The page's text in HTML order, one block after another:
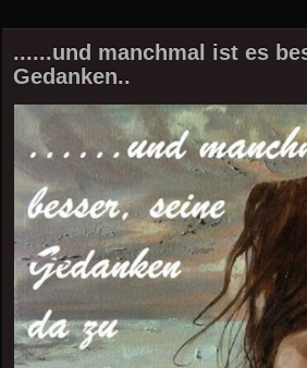
......und manchmal ist es
Gedanken..